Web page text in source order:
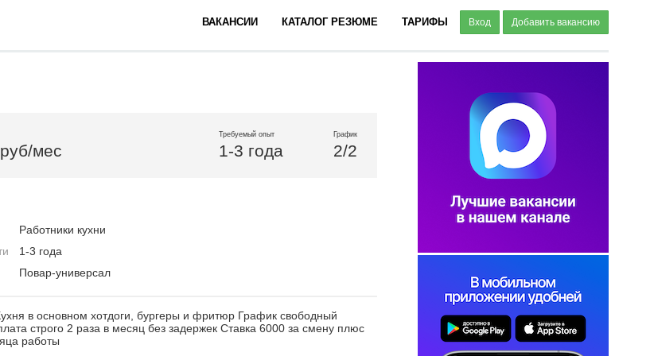
ВАКАНСИИ КАТАЛОГ РЕЗЮМЕ ТАРИФЫ Вход Добавить вакансию
мес
Требуемый опыт
1-3 года
График
2/2
Работники кухни
1-3 года
Повар-универсал
в основном хотдоги, бургеры и фритюр График свободный
строго 2 раза в месяц без задержек Ставка 6000 за смену плюс
работы